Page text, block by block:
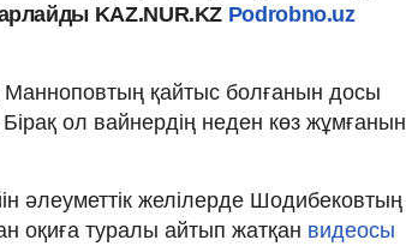
KAZ.NUR.KZ Podrobno.uz
қайтыс болғанын досы
ол вайнердің неден көз жұмғанын
әлеуметтік желілерде Шодибековтың
оқиға туралы айтып жатқан видеосы